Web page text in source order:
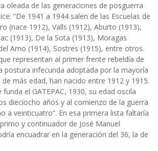
oleada de las generaciones de posguerra
”De 1941 a 1944 salen de las Escuelas de
(nace 1912), Valls (1912), Aburto (1913),
(1913), De la Sota (1913), Moragas
Amo (1914), Sostres (1915), entre otros.
representan al primer frente rebeldía de
postura infecunda adoptada por la mayoría
más edad, han nacido entre 1912 y 1915.
funda el GATEPAC, 1930, su edad oscila
dieciocho años y al comienzo de la guerra
a veinticuatro”. En esa primera lista faltaría
y continuador de José Manuel
encuadrar en la generación del 36, la de